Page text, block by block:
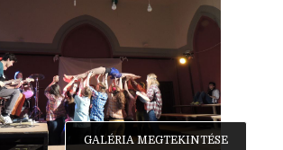
GALÉRIA MEGTEKINTÉSE